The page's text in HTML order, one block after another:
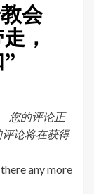
会
，
”
您的评论正
论将在获得
any more